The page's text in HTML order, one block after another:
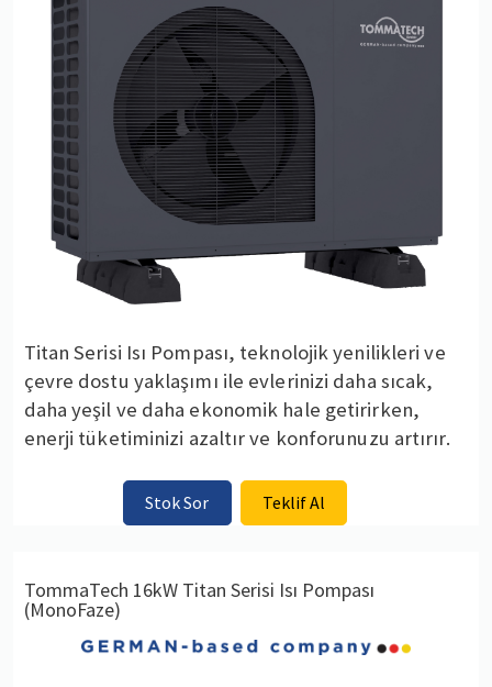
Titan Serisi Isı Pompası, teknolojik yenilikleri ve
çevre dostu yaklaşımı ile evlerinizi daha sıcak,
daha yeşil ve daha ekonomik hale getirirken,
enerji tüketiminizi azaltır ve konforunuzu artırır.
Stok Sor Teklif Al
TommaTech 16kW Titan Serisi Isı Pompası
(MonoFaze)